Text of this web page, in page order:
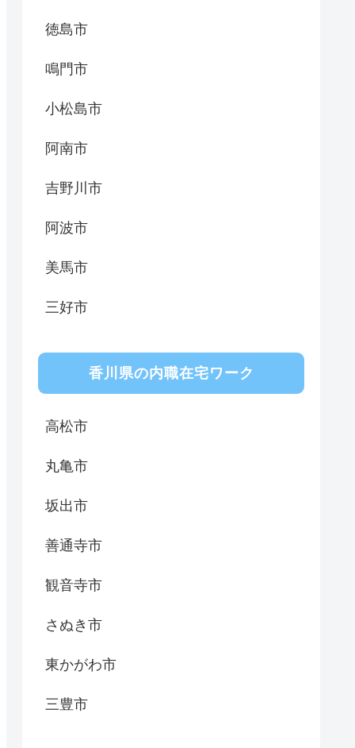
徳島市
鳴門市
小松島市
阿南市
吉野川市
阿波市
美馬市
三好市
香川県の内職在宅ワーク
高松市
丸亀市
坂出市
善通寺市
観音寺市
さぬき市
東かがわ市
三豊市